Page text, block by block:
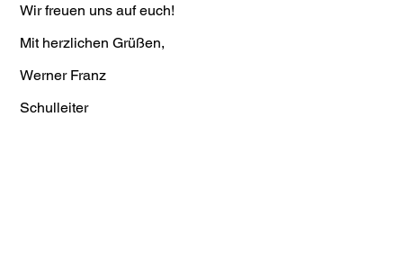
Wir freuen uns auf euch!
Mit herzlichen Grüßen,
Werner Franz
Schulleiter